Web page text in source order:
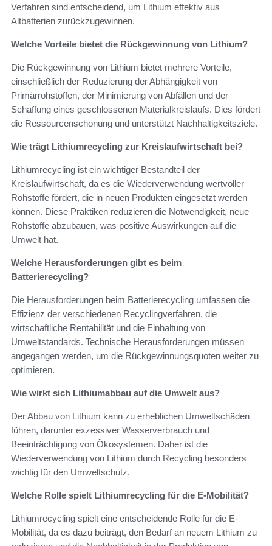
Verfahren sind entscheidend, um Lithium effektiv aus
Altbatterien zurückzugewinnen.
Welche Vorteile bietet die Rückgewinnung von Lithium?
Die Rückgewinnung von Lithium bietet mehrere Vorteile,
einschließlich der Reduzierung der Abhängigkeit von
Primärrohstoffen, der Minimierung von Abfällen und der
Schaffung eines geschlossenen Materialkreislaufs. Dies fördert
die Ressourcenschonung und unterstützt Nachhaltigkeitsziele.
Wie trägt Lithiumrecycling zur Kreislaufwirtschaft bei?
Lithiumrecycling ist ein wichtiger Bestandteil der
Kreislaufwirtschaft, da es die Wiederverwendung wertvoller
Rohstoffe fördert, die in neuen Produkten eingesetzt werden
können. Diese Praktiken reduzieren die Notwendigkeit, neue
Rohstoffe abzubauen, was positive Auswirkungen auf die
Umwelt hat.
Welche Herausforderungen gibt es beim
Batterierecycling?
Die Herausforderungen beim Batterierecycling umfassen die
Effizienz der verschiedenen Recyclingverfahren, die
wirtschaftliche Rentabilität und die Einhaltung von
Umweltstandards. Technische Herausforderungen müssen
angegangen werden, um die Rückgewinnungsquoten weiter zu
optimieren.
Wie wirkt sich Lithiumabbau auf die Umwelt aus?
Der Abbau von Lithium kann zu erheblichen Umweltschäden
führen, darunter exzessiver Wasserverbrauch und
Beeinträchtigung von Ökosystemen. Daher ist die
Wiederverwendung von Lithium durch Recycling besonders
wichtig für den Umweltschutz.
Welche Rolle spielt Lithiumrecycling für die E-Mobilität?
Lithiumrecycling spielt eine entscheidende Rolle für die E-
Mobilität, da es dazu beiträgt, den Bedarf an neuem Lithium zu